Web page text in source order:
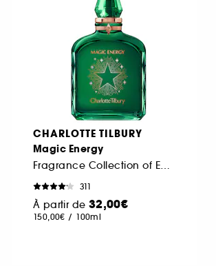
CHARLOTTE TILBURY
Magic Energy
Fragrance Collection of Emotions
311
À partir de 32,00€
150,00€ / 100ml